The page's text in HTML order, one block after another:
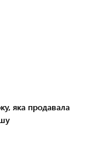
яка продавала